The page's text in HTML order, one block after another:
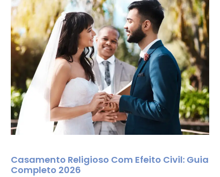
Casamento Religioso Com Efeito Civil: Guia
Completo 2026